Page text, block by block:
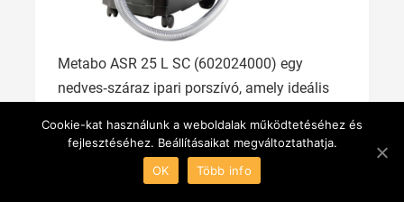
Metabo ASR 25 L SC (602024000) egy
nedves‑száraz ipari porszívó, amely ideális
felhasználóknak, akik megbízható
teljesítményt keresnek az építkezésen, a
műhelyben vagy a megterhelő projektek utáni
Cookie-kat használunk a weboldalak működtetéséhez és
fejlesztéséhez. Beállításaikat megváltoztathatja.
OK
Több info